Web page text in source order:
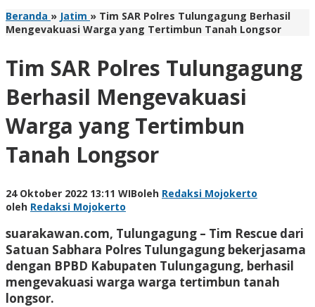
Beranda » Jatim » Tim SAR Polres Tulungagung Berhasil
Mengevakuasi Warga yang Tertimbun Tanah Longsor
Tim SAR Polres Tulungagung
Berhasil Mengevakuasi
Warga yang Tertimbun
Tanah Longsor
24 Oktober 2022 13:11 WIBoleh Redaksi Mojokerto
oleh Redaksi Mojokerto
suarakawan.com, Tulungagung – Tim Rescue dari
Satuan Sabhara Polres Tulungagung bekerjasama
dengan BPBD Kabupaten Tulungagung, berhasil
mengevakuasi warga warga tertimbun tanah
longsor.